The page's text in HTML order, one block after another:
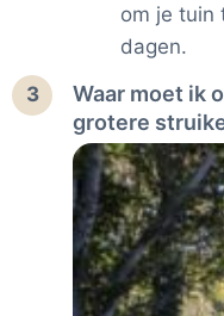
om je tuin
dagen.
3
Waar moet ik
grotere